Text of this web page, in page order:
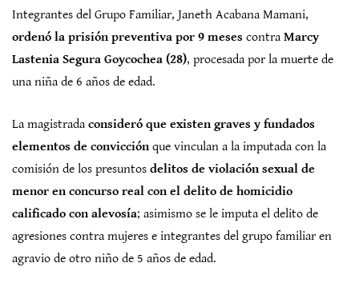
Integrantes del Grupo Familiar, Janeth Acabana Mamani,
ordenó la prisión preventiva por 9 meses contra Marcy
Lastenia Segura Goycochea (28), procesada por la muerte de
una niña de 6 años de edad.
La magistrada consideró que existen graves y fundados
elementos de convicción que vinculan a la imputada con la
comisión de los presuntos delitos de violación sexual de
menor en concurso real con el delito de homicidio
calificado con alevosía; asimismo se le imputa el delito de
agresiones contra mujeres e integrantes del grupo familiar en
agravio de otro niño de 5 años de edad.